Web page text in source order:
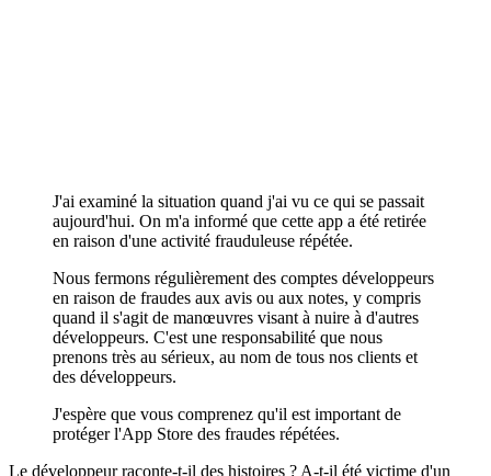
J'ai examiné la situation quand j'ai vu ce qui se passait
aujourd'hui. On m'a informé que cette app a été retirée
en raison d'une activité frauduleuse répétée.
Nous fermons régulièrement des comptes développeurs
en raison de fraudes aux avis ou aux notes, y compris
quand il s'agit de manœuvres visant à nuire à d'autres
développeurs. C'est une responsabilité que nous
prenons très au sérieux, au nom de tous nos clients et
des développeurs.
J'espère que vous comprenez qu'il est important de
protéger l'App Store des fraudes répétées.
Le développeur raconte-t-il des histoires ? A-t-il été victime d'un